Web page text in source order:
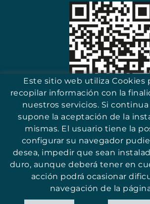
Escanea y encuentra tu
17251 - Sant Antoni
Este sitio web utiliza Cookies
recopilar información con la
nuestros servicios. Si
supone la aceptación de la
mismas. El usuario tiene la
configurar su navegador
desea, impedir que sean
duro, aunque deberá tener en
acción podrá ocasionar
navegación de la